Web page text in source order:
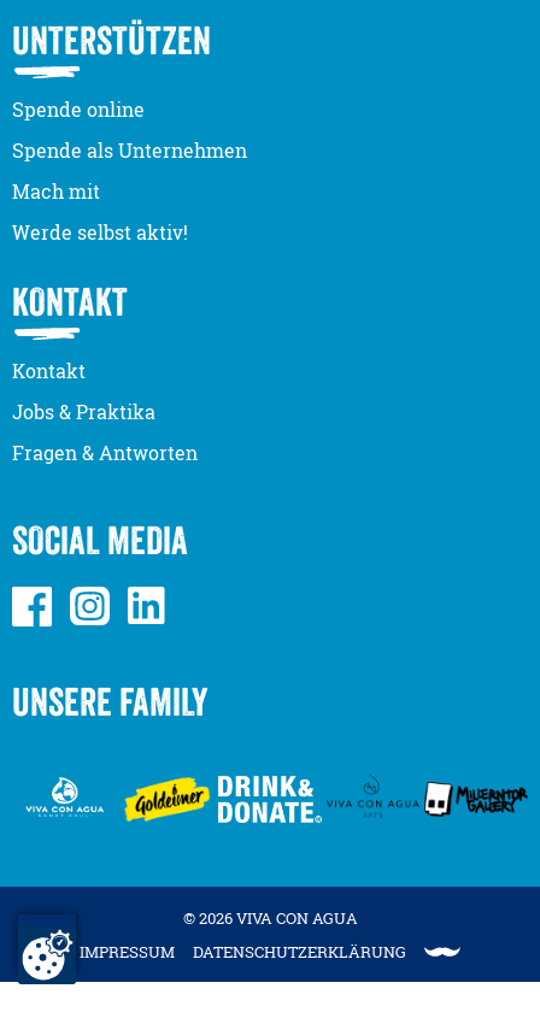
UNTERSTÜTZEN
Spende online
Spende als Unternehmen
Mach mit
Werde selbst aktiv!
KONTAKT
Kontakt
Jobs & Praktika
Fragen & Antworten
SOCIAL MEDIA
UNSERE FAMILY
© 2026 VIVA CON AGUA
IMPRESSUM
DATENSCHUTZERKLÄRUNG